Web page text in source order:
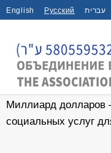
English Русский עברית
Главная / Новости /
Миллиард долларов
социальных услуг